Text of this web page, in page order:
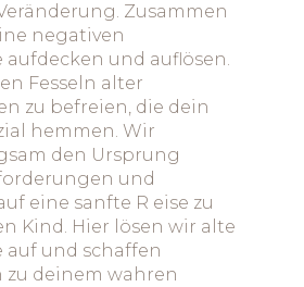
Zusammen
negativen
aufdecken und auflösen.
Fesseln alter
zu befreien, die dein
hemmen. Wir
den Ursprung
und
eine sanfte R eise zu
Kind. Hier lösen wir alte
auf und schaffen
deinem wahren